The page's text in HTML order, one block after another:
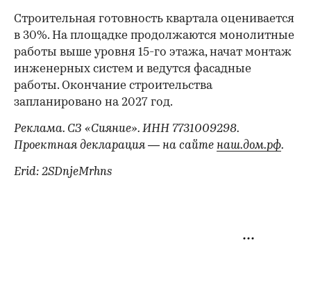
Строительная готовность квартала оценивается
в 30%. На площадке продолжаются монолитные
работы выше уровня 15-го этажа, начат монтаж
инженерных систем и ведутся фасадные
работы. Окончание строительства
запланировано на 2027 год.
Реклама. СЗ «Сияние». ИНН 7731009298.
Проектная декларация — на сайте наш.дом.рф.
Erid: 2SDnjeMrhns